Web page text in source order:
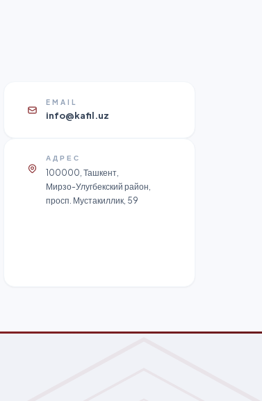
EMAIL
info@kafil.uz
АДРЕС
100000, Ташкент,
Мирзо-Улугбекский район,
просп. Мустакиллик, 59